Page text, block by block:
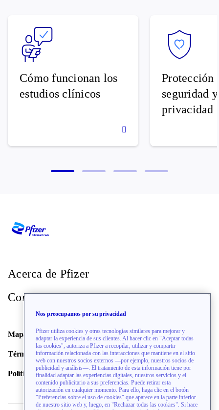
Cómo funcionan los
estudios clínicos
Protección
seguridad y
privacidad
Acerca de Pfizer
Contacto
Mapa del sitio
Términos de uso
Política de privacidad
Nos preocupamos por su privacidad
Pfizer utiliza cookies y otras tecnologías similares para mejorar y
adaptar la experiencia de sus clientes. Al hacer clic en "Aceptar todas
las cookies", autoriza a Pfizer a recopilar, utilizar y compartir
información relacionada con las interacciones que mantiene en el sitio
web con nuestros socios externos —por ejemplo, nuestros socios de
publicidad y análisis—. El tratamiento de esta información tiene por
finalidad adaptar las experiencias digitales, nuestros servicios y el
contenido publicitario a sus preferencias. Puede retirar esta
autorización en cualquier momento. Para ello, haga clic en el botón
"Preferencias sobre el uso de cookies" que aparece en la parte inferior
de nuestro sitio web y, luego, en "Rechazar todas las cookies". Si hace